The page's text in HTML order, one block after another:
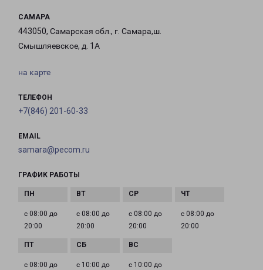
САМАРА
443050, Самарская обл., г. Самара,ш.
Смышляевское, д. 1А
на карте
ТЕЛЕФОН
+7(846) 201-60-33
EMAIL
samara@pecom.ru
ГРАФИК РАБОТЫ
с 08:00 до
20:00
с 08:00 до
20:00
с 08:00 до
20:00
с 08:00 до
20:00
с 08:00 до
с 10:00 до
с 10:00 до